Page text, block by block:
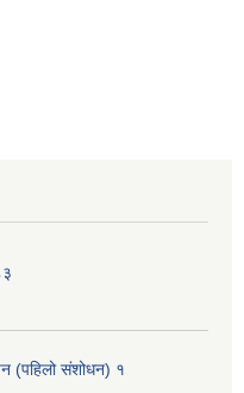
(पहिलो संशोधन) १